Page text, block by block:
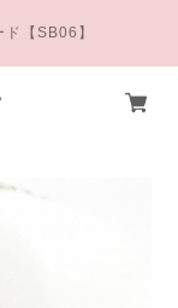
【SB06】